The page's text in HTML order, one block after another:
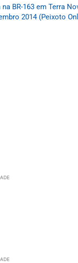
BR-163 em Terra
2014 (Peixoto